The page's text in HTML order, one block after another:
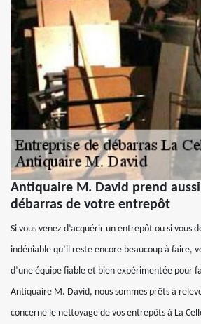
Antiquaire M. David prend
débarras de votre entrepôt
Si vous venez d’acquérir un entrepôt ou si vous
indéniable qu’il reste encore beaucoup à faire,
d’une équipe fiable et bien expérimentée pour
Antiquaire M. David, nous sommes prêts à
concerne le nettoyage de vos entrepôts à La